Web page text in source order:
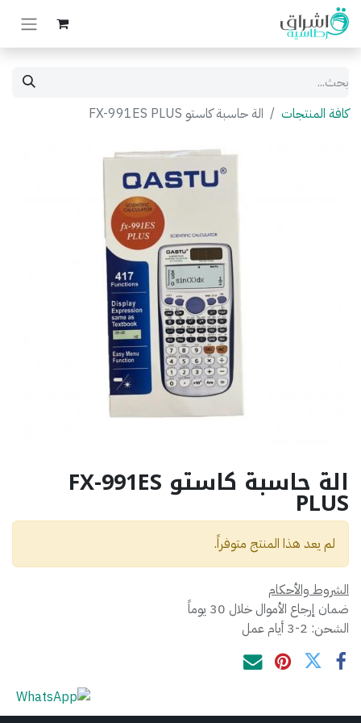
كافة المنتجات الة حاسبة كاستو FX-991ES PLUS
الة حاسبة كاستو FX-991ES PLUS
لم يعد هذا المنتج متوفراً.
الشروط والأحكام
ضمان إرجاع الأموال خلال 30 يوماً
الشحن: 2-3 أيام عمل